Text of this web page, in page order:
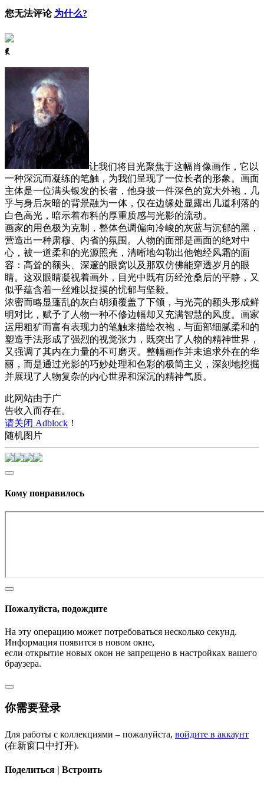
您无法评论 为什么?
ꈅ
让我们将目光聚焦于这幅肖像画作，它以
一种深沉而凝练的笔触，为我们呈现了一位长者的形象。画面
主体是一位满头银发的长者，他身披一件深色的宽大外袍，几
乎与身后灰暗的背景融为一体，仅在边缘处显露出几道利落的
白色高光，暗示着布料的厚重质感与光影的流动。
画家的用色极为克制，整体色调偏向冷峻的灰蓝与沉郁的黑，
营造出一种肃穆、内省的氛围。人物的面部是画面的绝对中
心，被一道柔和的光源照亮，清晰地勾勒出他饱经风霜的面
容：高耸的额头、深邃的眼窝以及那双仿佛能穿透岁月的眼
睛。这双眼睛凝视着画外，目光中既有历经沧桑后的平静，又
似乎蕴含着一丝难以捉摸的忧郁与坚毅。
浓密而略显蓬乱的灰白胡须覆盖了下颌，与光亮的额头形成鲜
明对比，赋予了人物一种不修边幅却又充满智慧的风度。画家
运用粗犷而富有表现力的笔触来描绘衣袍，与面部细腻柔和的
塑造手法形成了强烈的视觉张力，既突出了人物的精神世界，
又强调了其内在力量的不可磨灭。整幅画作并未追求外在的华
丽，而是通过光影的巧妙处理和色彩的极简主义，深刻地挖掘
并展现了人物复杂的内心世界和深沉的精神气质。
此网站由于广
告收入而存在。
请关闭 Adblock ！
随机图片
Кому понравилось
Пожалуйста, подождите
На эту операцию может потребоваться несколько секунд.
Информация появится в новом окне,
если открытие новых окон не запрещено в настройках вашего
браузера.
你需要登录
Для работы с коллекциями – пожалуйста, войдите в аккаунт
(在新窗口中打开).
Поделиться | Встроить